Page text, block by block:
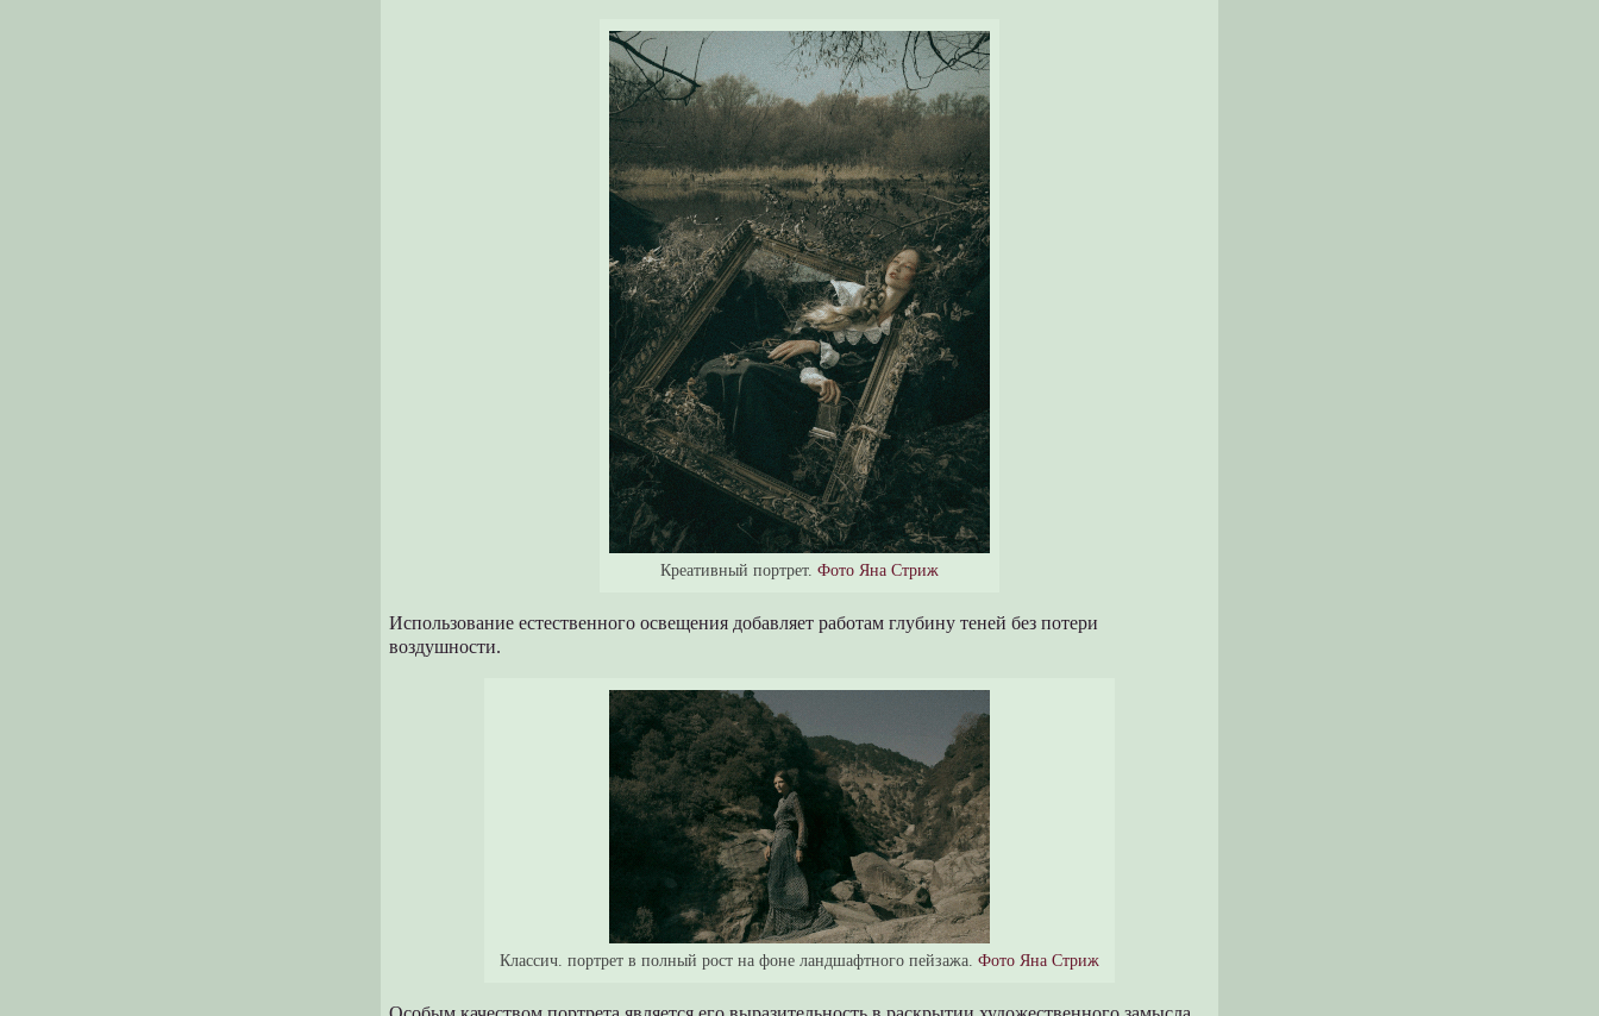
Креативный портрет. Фото Яна Стриж
Использование естественного освещения добавляет работам глубину теней без потери
воздушности.
Классич. портрет в полный рост на фоне ландшафтного пейзажа. Фото Яна Стриж